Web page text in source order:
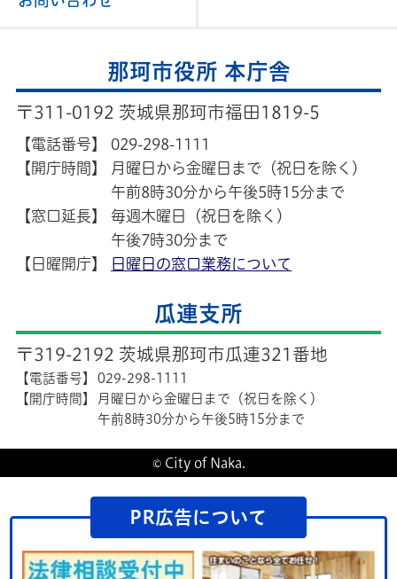
那珂市役所 本庁舎
〒311-0192 茨城県那珂市福田1819-5
【電話番号】
029-298-1111
【開庁時間】
月曜日から金曜日まで（祝日を除く）
午前8時30分から午後5時15分まで
【窓口延長】
毎週木曜日（祝日を除く）
午後7時30分まで
【日曜開庁】
日曜日の窓口業務について
瓜連支所
〒319-2192 茨城県那珂市瓜連321番地
【電話番号】
029-298-1111
【開庁時間】
月曜日から金曜日まで（祝日を除く）
午前8時30分から午後5時15分まで
© City of Naka.
PR広告について